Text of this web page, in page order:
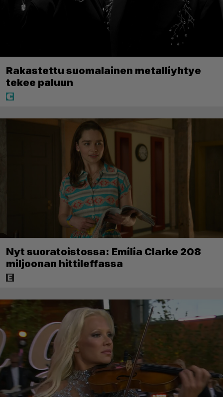
Rakastettu suomalainen metalliyhtye
tekee paluun
Nyt suoratoistossa: Emilia Clarke 208
miljoonan hittileffassa